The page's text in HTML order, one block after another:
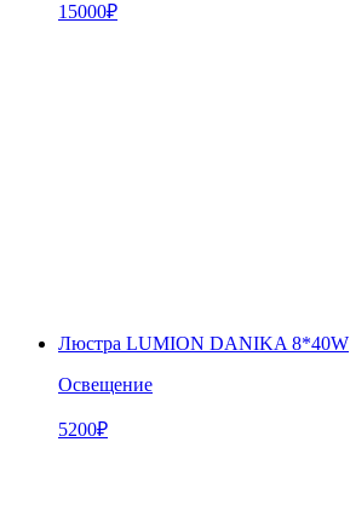
15000₽
Люстра LUMION DANIKA 8*40W
Освещение
5200₽